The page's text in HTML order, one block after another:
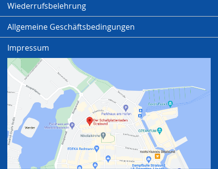
Wiederrufsbelehrung
Allgemeine Geschäftsbedingungen
Impressum